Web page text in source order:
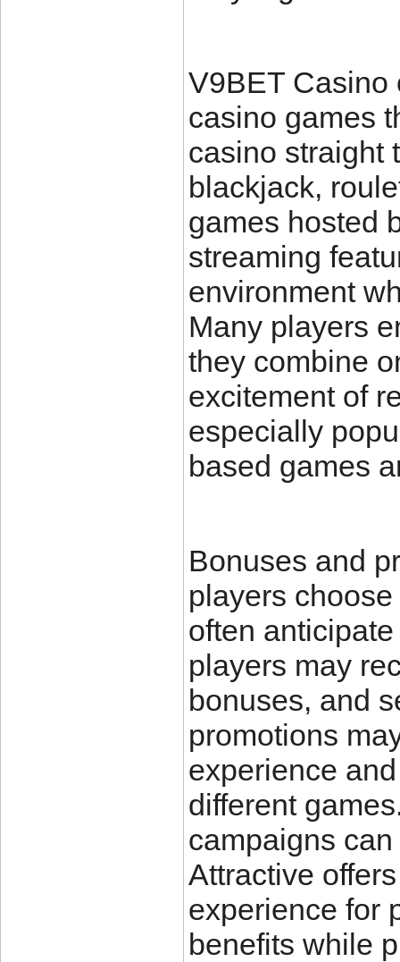
V9BET Casino
casino games
casino straight
blackjack,
games hosted
streaming
environment
Many players
they combine
excitement of
especially
based games
Bonuses and
players
often
players may
bonuses, and
promotions
experience
different
campaigns
Attractive
experience for
benefits while